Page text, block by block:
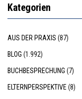
Kategorien
AUS DER PRAXIS (87)
BLOG (1.992)
BUCHBESPRECHUNG (7)
ELTERNPERSPEKTIVE(8)